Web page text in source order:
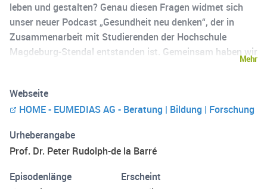
leben und gestalten? Genau diesen Fragen widmet sich
unser neuer Podcast „Gesundheit neu denken“, der in
Zusammenarbeit mit Studierenden der Hochschule
Magdeburg-Stendal entstanden ist. Gemeinsam haben wir
Gesundheitskultur setzt. Seid gespannt auf tolle
Gespräche, mutige Ideen und echte Denkanstöße.
Mehr
Webseite
HOME - EUMEDIAS AG - Beratung | Bildung | Forschung
Urheberangabe
Prof. Dr. Peter Rudolph-de la Barré
Episodenlänge
Erscheint